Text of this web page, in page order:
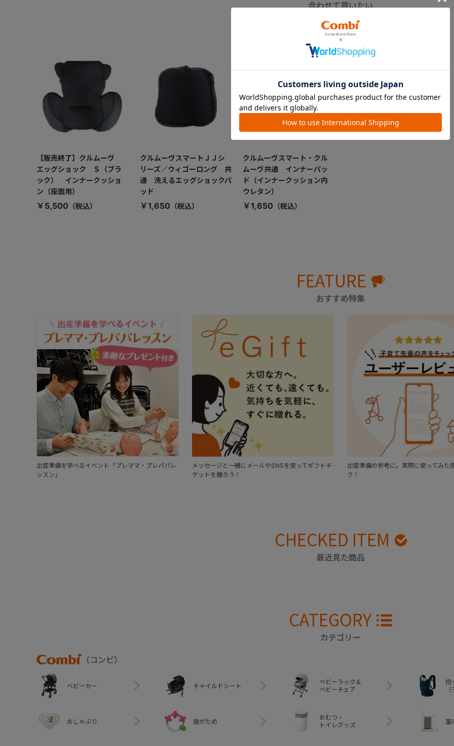
合わせて買いたい
こちらのパーツの関連部品となります。
紛失されている場合は、チェックを入れて一緒にカートへ！
【販売終了】クルムーヴ
エッグショック Ｓ（ブラ
ック） インナークッショ
ン（座面用）
￥5,500
クルムーヴスマートＪＪシ
リーズ／ウィゴーロング 共
通 洗えるエッグショックパ
ッド
￥1,650
クルムーヴスマート・クル
ムーヴ共通 インナーパッ
ド（インナークッション内
ウレタン）
￥1,650
FEATURE
おすすめ特集
出産準備を学べるイベント「プレママ・プレパパレ
ッスン」
メッセージと一緒にメールやSNSを使ってギフトチ
ケットを贈ろう！
出産準備の参考に。実際に使ってみた
ク！
CHECKED ITEM
最近見た商品
CATEGORY
カテゴリー
Combi
（コンビ）
ベビーカー チャイルドシート
ベビーラック＆
ベビーチェア
抱
おしゃぶり 歯がため
おむつ・
トイレグッズ
室